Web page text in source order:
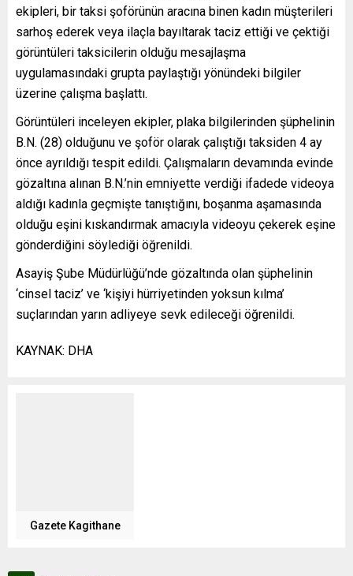
ekipleri, bir taksi şoförünün aracına binen kadın müşterileri
sarhoş ederek veya ilaçla bayıltarak taciz ettiği ve çektiği
görüntüleri taksicilerin olduğu mesajlaşma
uygulamasındaki grupta paylaştığı yönündeki bilgiler
üzerine çalışma başlattı.
Görüntüleri inceleyen ekipler, plaka bilgilerinden şüphelinin
B.N. (28) olduğunu ve şoför olarak çalıştığı taksiden 4 ay
önce ayrıldığı tespit edildi. Çalışmaların devamında evinde
gözaltına alınan B.N.’nin emniyette verdiği ifadede videoya
aldığı kadınla geçmişte tanıştığını, boşanma aşamasında
olduğu eşini kıskandırmak amacıyla videoyu çekerek eşine
gönderdiğini söylediği öğrenildi.
Asayiş Şube Müdürlüğü’nde gözaltında olan şüphelinin
‘cinsel taciz’ ve ‘kişiyi hürriyetinden yoksun kılma’
suçlarından yarın adliyeye sevk edileceği öğrenildi.
KAYNAK: DHA
Gazete Kagithane